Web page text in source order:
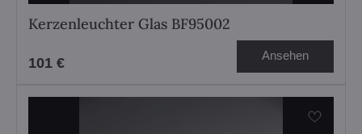
Kerzenleuchter Glas BF95002
101 € Ansehen